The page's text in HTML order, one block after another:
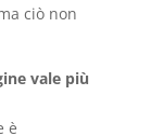
ciò non
vale più
è